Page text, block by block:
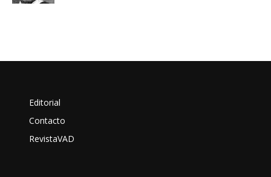
Editorial
Contacto
RevistaVAD